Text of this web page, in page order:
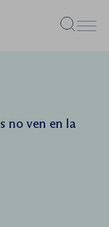
Menú
no ven en la